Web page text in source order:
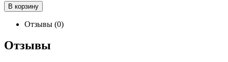
В корзину
Отзывы (0)
Отзывы